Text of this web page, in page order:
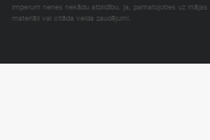
Imperum nenes nekādu atbildību, ja, pamatojoties uz
materiāli vai citāda veida zaudējumi.